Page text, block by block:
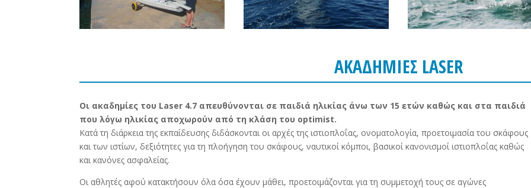
ΑΚΑΔΗΜΙΕΣ LASER
Οι ακαδημίες του Laser 4.7 απευθύνονται σε παιδιά ηλικίας άνω των 15 ετών καθώς και στα παιδιά
που λόγω ηλικίας αποχωρούν από τη κλάση του optimist.
Κατά τη διάρκεια της εκπαίδευσης διδάσκονται οι αρχές της ιστιοπλοΐας, ονοματολογία, προετοιμασία του σκάφους
και των ιστίων, δεξιότητες για τη πλοήγηση του σκάφους, ναυτικοί κόμποι, βασικοί κανονισμοί ιστιοπλοΐας καθώς
και κανόνες ασφαλείας.
Οι αθλητές αφού κατακτήσουν όλα όσα έχουν μάθει, προετοιμάζονται για τη συμμετοχή τους σε αγώνες